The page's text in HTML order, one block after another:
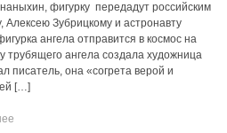
фигурку передадут российским
Зубрицкому и астронавту
ангела отправится в космос на
трубящего ангела создала художница
писатель, она «согрета верой и
[…]